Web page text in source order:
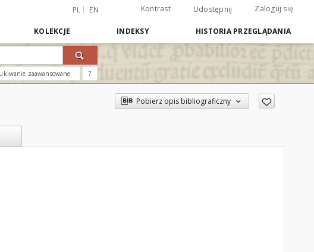
PL EN Kontrast Udostępnij Zaloguj się
KOLEKCJE INDEKSY HISTORIA PRZEGLĄDANIA
zaawansowane ?
Pobierz opis bibliograficzny